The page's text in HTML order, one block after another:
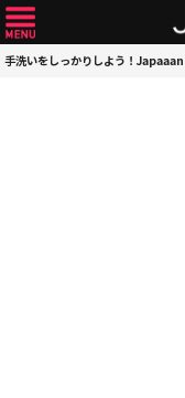
手洗いをしっかりしよう！Japaaan